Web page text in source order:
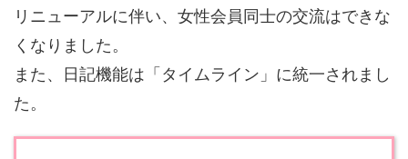
リニューアルに伴い、女性会員同士の交流はできな
くなりました。
また、日記機能は「タイムライン」に統一されまし
た。